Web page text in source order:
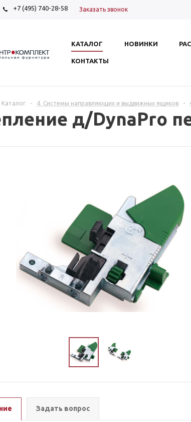
+7 (495) 740-28-58 Заказать звонок
КАТАЛОГ НОВИНКИ
КОНТАКТЫ
Каталог - 4. Системы направляющих и выдвижных ящиков -
д/DynaPro
Задать вопрос